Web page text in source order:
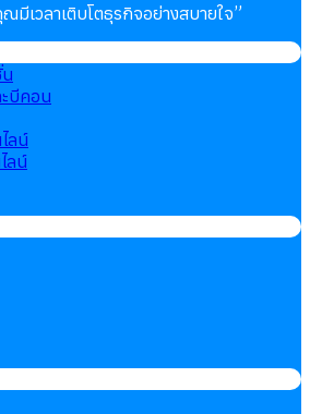
มีเวลาเติบโตธุรกิจอย่างสบายใจ”
บีคอน
ลน์
ลน์